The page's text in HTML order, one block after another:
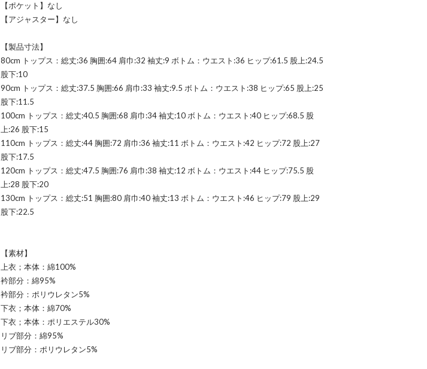
【ポケット】なし
【アジャスター】なし
【製品寸法】
80cm トップス：総丈:36 胸囲:64 肩巾:32 袖丈:9 ボトム：ウエスト:36 ヒップ:61.5 股上:24.5
股下:10
90cm トップス：総丈:37.5 胸囲:66 肩巾:33 袖丈:9.5 ボトム：ウエスト:38 ヒップ:65 股上:25
股下:11.5
100cm トップス：総丈:40.5 胸囲:68 肩巾:34 袖丈:10 ボトム：ウエスト:40 ヒップ:68.5 股
上:26 股下:15
110cm トップス：総丈:44 胸囲:72 肩巾:36 袖丈:11 ボトム：ウエスト:42 ヒップ:72 股上:27
股下:17.5
120cm トップス：総丈:47.5 胸囲:76 肩巾:38 袖丈:12 ボトム：ウエスト:44 ヒップ:75.5 股
上:28 股下:20
130cm トップス：総丈:51 胸囲:80 肩巾:40 袖丈:13 ボトム：ウエスト:46 ヒップ:79 股上:29
股下:22.5
【素材】
上衣；本体：綿100%
衿部分：綿95%
衿部分：ポリウレタン5%
下衣；本体：綿70%
下衣；本体：ポリエステル30%
リブ部分：綿95%
リブ部分：ポリウレタン5%